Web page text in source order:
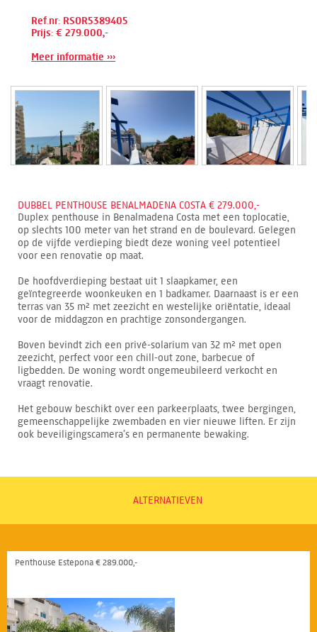
Ref.nr: RSOR5389405
Prijs: € 279.000,-
Meer informatie ›››
DUBBEL PENTHOUSE BENALMADENA COSTA € 279.000,-
Duplex penthouse in Benalmadena Costa met een toplocatie,
op slechts 100 meter van het strand en de boulevard. Gelegen
op de vijfde verdieping biedt deze woning veel potentieel
voor een renovatie op maat.
De hoofdverdieping bestaat uit 1 slaapkamer, een
geïntegreerde woonkeuken en 1 badkamer. Daarnaast is er een
terras van 35 m² met zeezicht en westelijke oriëntatie, ideaal
voor de middagzon en prachtige zonsondergangen.
Boven bevindt zich een privé-solarium van 32 m² met open
zeezicht, perfect voor een chill-out zone, barbecue of
ligbedden. De woning wordt ongemeubileerd verkocht en
vraagt renovatie.
Het gebouw beschikt over een parkeerplaats, twee bergingen,
gemeenschappelijke zwembaden en vier nieuwe liften. Er zijn
ook beveiligingscamera’s en permanente bewaking.
ALTERNATIEVEN
Penthouse Estepona € 289.000,-